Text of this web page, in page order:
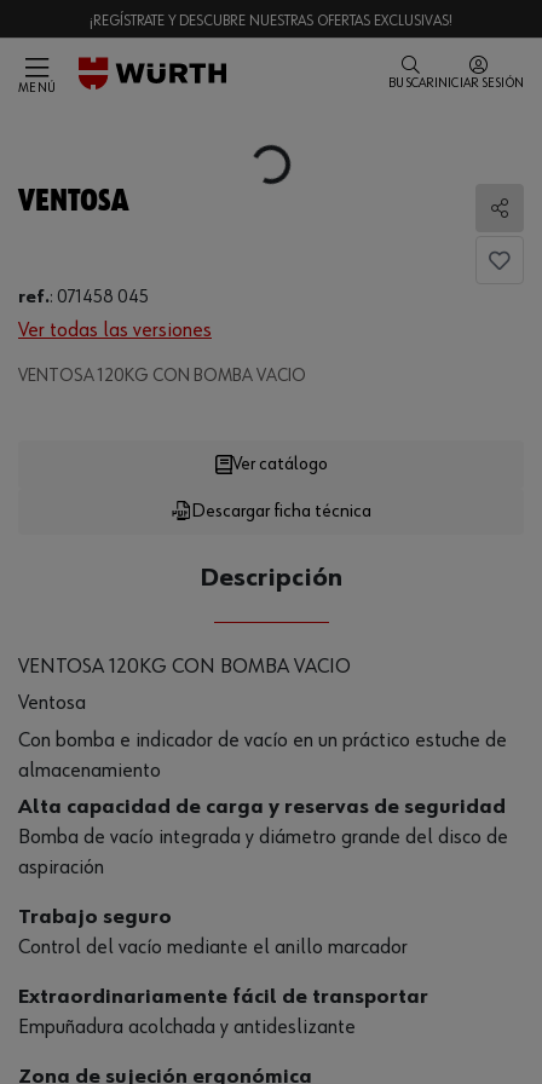
¡REGÍSTRATE Y DESCUBRE NUESTRAS OFERTAS EXCLUSIVAS!
MENÚ BUSCAR INICIAR SESIÓN
Loading...
VENTOSA
ref.: 071458 045
Ver todas las versiones
VENTOSA 120KG CON BOMBA VACIO
Loading...
Descargar ficha técnica
Ver catálogo
Descripción
VENTOSA 120KG CON BOMBA VACIO
Ventosa
Con bomba e indicador de vacío en un práctico estuche de
almacenamiento
Alta capacidad de carga y reservas de seguridad
Bomba de vacío integrada y diámetro grande del disco de
aspiración
Trabajo seguro
Control del vacío mediante el anillo marcador
Extraordinariamente fácil de transportar
Empuñadura acolchada y antideslizante
Zona de sujeción ergonómica